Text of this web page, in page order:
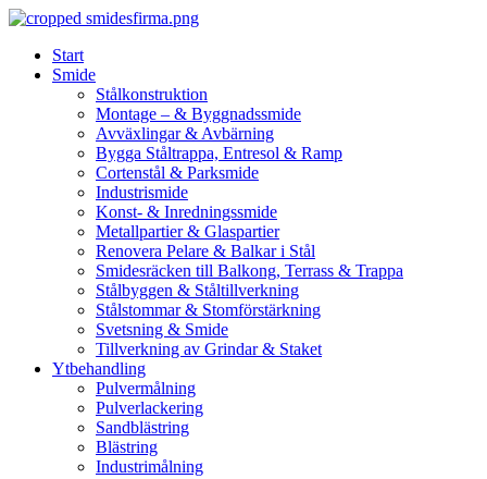
Skip
contentStart
Smide
Stålkonstruktion
Montage – & Byggnadssmide
Avväxlingar & Avbärning
Bygga Ståltrappa, Entresol & Ramp
Cortenstål & Parksmide
Industrismide
Konst- & Inredningssmide
Metallpartier & Glaspartier
Renovera Pelare & Balkar i Stål
Smidesräcken till Balkong, Terrass & Trappa
Stålbyggen & Ståltillverkning
Stålstommar & Stomförstärkning
Svetsning & Smide
Tillverkning av Grindar & Staket
Ytbehandling
Pulvermålning
Pulverlackering
Sandblästring
Blästring
Industrimålning